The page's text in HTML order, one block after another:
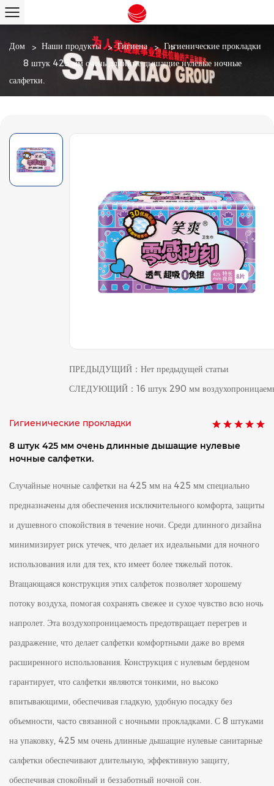
Дом / Наши продукты / Гигиена / Гигиенические прокладки
8 штук 425 мм очень длинные дышащие нулевые ночные
салфетки.
ПРЕДЫДУЩИЙ：Нет предыдущей статьи
СЛЕДУЮЩИЙ：16 штук 290 мм
Гигиенические прокладки
8 штук 425 мм очень длинные дышащие нулевые
ночные салфетки.
Случайные ночные салфетки на 425 мм на 425 мм специально
предназначены для обеспечения исключительного комфорта, защиты
и душевного спокойствия в течение ночи. Среди длинного дизайна
минимизирует риск утечек, что делает их идеальными для ночного
использования или для тех, кто имеет более тяжелый поток.
Втащающаяся конструкция этих салфеток позволяет хорошему
потоку воздуха, помогая сохранять свежее и сухое чувство всю ночь
напролет. Эта воздухопроницаемость предотвращает перегрев и
раздражение, что делает салфетки комфортными даже во время
расширенного использования. Конструкция с нулевым берденом
гарантирует, что салфетки являются тонкими, но высоко
впитывающими, обеспечивая гладкую, удобную посадку без
объемности, часто связанной с ночными прокладками. С 8 штуками
на упаковку, 425 мм очень длинные дышащие нулевые санитарные
салфетки обеспечивают длительную, эффективную защиту,
обеспечивая спокойный и беззаботный ночной сон.